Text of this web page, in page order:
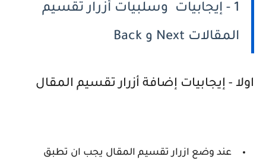
1 - إيجابيات وسلبيات أزرار تقسيم
المقالات Next و Back
اولا - إيجابيات إضافة أزرار تقسيم المقال
عند وضع ازرار تقسيم المقال يجب ان تطبق